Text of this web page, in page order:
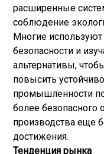
расширенные
соблюдение
Многие
безопасности и
альтернативы,
повысить
промышленности
более безопасного
производства еще
достижения.
Тенденция рынка